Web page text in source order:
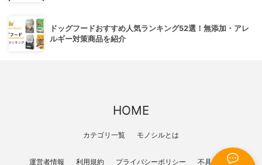
ドッグフードおすすめ人気ランキング52選！無添加・アレ
ルギー対策商品を紹介
HOME
カテゴリ一覧 モノシルとは
運営者情報 利用規約 プライバシーポリシー 不具合報告